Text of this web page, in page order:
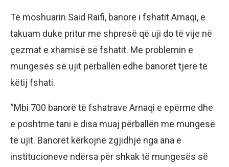
Të moshuarin Said Raifi, banorë i fshatit Arnaqi, e
takuam duke pritur me shpresë që uji do të vije në
çezmat e xhamisë së fshatit. Me problemin e
mungesës së ujit përballën edhe banorët tjerë të
këtij fshati.
“Mbi 700 banorë të fshatrave Arnaqi e epërme dhe
e poshtme tani e disa muaj përballën me mungesë
të ujit. Banorët kërkojnë zgjidhje nga ana e
institucioneve ndërsa për shkak të mungesës së